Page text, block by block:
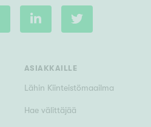
ASIAKKAILLE
Lähin Kiinteistömaailma
Hae välittäjää